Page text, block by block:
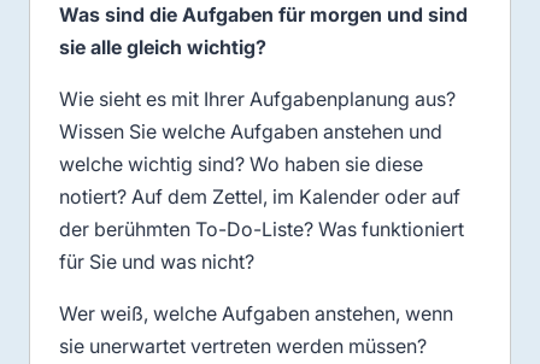
Was sind die Aufgaben für morgen und sind
sie alle gleich wichtig?
Wie sieht es mit Ihrer Aufgabenplanung aus?
Wissen Sie welche Aufgaben anstehen und
welche wichtig sind? Wo haben sie diese
notiert? Auf dem Zettel, im Kalender oder auf
der berühmten To-Do-Liste? Was funktioniert
für Sie und was nicht?
Wer weiß, welche Aufgaben anstehen, wenn
sie unerwartet vertreten werden müssen?